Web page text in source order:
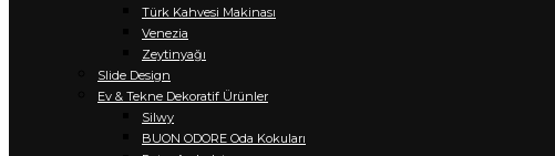
Türk Kahvesi Makinası
Venezia
Zeytinyağı
Slide Design
Ev & Tekne Dekoratif Ürünler
Silwy
BUON ODORE Oda Kokuları